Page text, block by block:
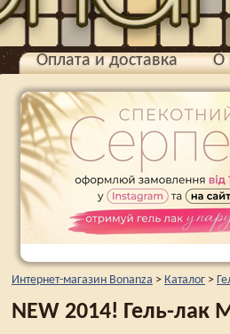
Оплата и доставка О
Интернет-магазин Bonanza > Каталог >
NEW 2014! Гель-лак